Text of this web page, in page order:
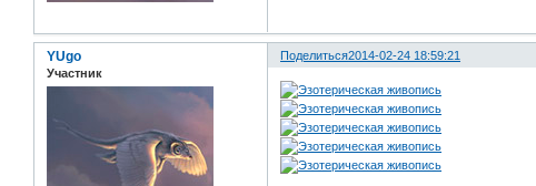
Поделиться2014-02-24 18:59:21
YUgo
Участник